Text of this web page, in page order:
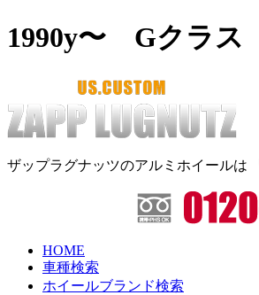
1990y〜 Gクラス
ザップラグナッツのアルミホイールは
HOME
車種検索
ホイールブランド検索